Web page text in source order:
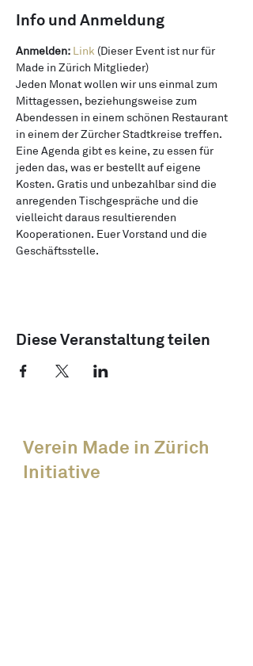
Info und Anmeldung
Anmelden: Link (Dieser Event ist nur für
Made in Zürich Mitglieder)
Jeden Monat wollen wir uns einmal zum
Mittagessen, beziehungsweise zum
Abendessen in einem schönen Restaurant
in einem der Zürcher Stadtkreise treffen.
Eine Agenda gibt es keine, zu essen für
jeden das, was er bestellt auf eigene
Kosten. Gratis und unbezahlbar sind die
anregenden Tischgespräche und die
vielleicht daraus resultierenden
Kooperationen. Euer Vorstand und die
Geschäftsstelle.
Diese Veranstaltung teilen
Verein Made in Zürich
Initiative